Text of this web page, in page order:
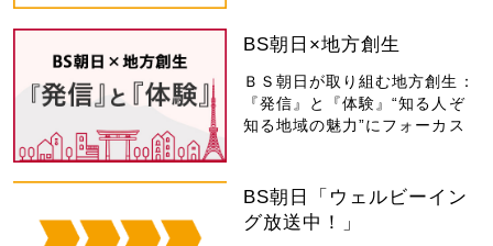
BS朝日×地方創生
ＢＳ朝日が取り組む地方創生：
『発信』と『体験』“知る人ぞ
知る地域の魅力”にフォーカス
BS朝日「ウェルビーイン
グ放送中！」